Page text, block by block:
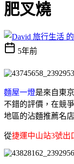
肥叉燒
5年前
麵屋一燈是來自東
不錯的評價，在競
地區的沾麵推薦名
從捷運中山站3號出